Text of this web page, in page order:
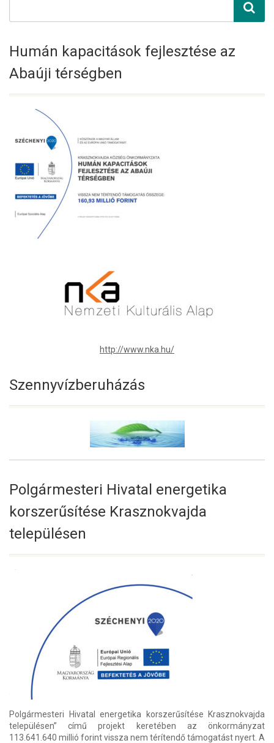
Humán kapacitások fejlesztése az
Abaúji térségben
http://www.nka.hu/
Szennyvízberuházás
Polgármesteri Hivatal energetika
korszerűsítése Krasznokvajda
településen
Polgármesteri Hivatal energetika korszerűsítése Krasznokvajda
településen” című projekt keretében az önkormányzat
113.641.640 millió forint vissza nem térítendő támogatást nyert. A